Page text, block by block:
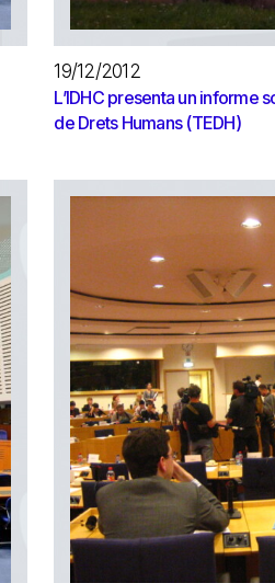
19/12/2012
L’IDHC presenta un informe
de Drets Humans (TEDH)